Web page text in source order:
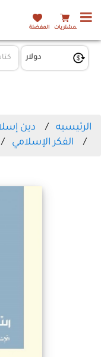
المشتريات المفضلة
الرئيسيه دين
الفكر الإسلامي